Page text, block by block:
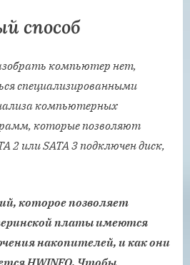
способ
компьютер нет,
специализированными
компьютерных
которые позволяют
2 или SATA 3 подключен диск,
которое позволяет
платы имеются
накопителей, и как они